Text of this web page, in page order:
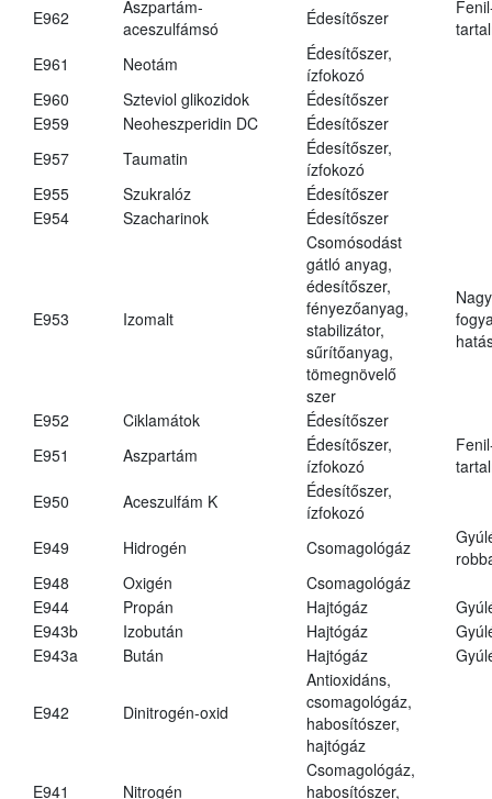
E962
Aszpartám-
aceszulfámsó
Édesítőszer
E961
Neotám
Édesítőszer,
ízfokozó
E960
Szteviol glikozidok
Édesítőszer
E959
Neoheszperidin DC
Édesítőszer
E957
Taumatin
Édesítőszer,
ízfokozó
E955
Szukralóz
Édesítőszer
E954
Szacharinok Édesítőszer
E953 Izomalt
Csomósodást
gátló anyag,
édesítőszer,
fényezőanyag,
stabilizátor,
sűrítőanyag,
tömegnövelő
szer
E952 Ciklamátok
Édesítőszer
E951
Aszpartám
Édesítőszer,
ízfokozó
E950
Aceszulfám K
Édesítőszer,
ízfokozó
E949
Hidrogén Csomagológáz
E948
Oxigén
Csomagológáz
E944
Propán Hajtógáz
E943b
Izobután Hajtógáz
E943a
Bután Hajtógáz
E942 Dinitrogén-oxid
Antioxidáns,
csomagológáz,
habosítószer,
hajtógáz
E941 Nitrogén
Csomagológáz,
habosítószer,